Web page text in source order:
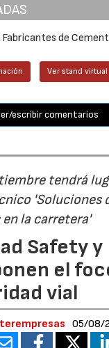
de
Ver stand virtual
escribir comentarios
tendrá
'Soluciones
la carretera'
Safety y
el
vial
05/08/